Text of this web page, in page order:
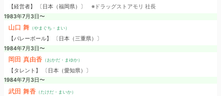
【経営者】 〔日本（福岡県）〕 ※ドラッグストアモリ 社長
1983年7月3日〜
山口 舞（やまぐち・まい）
【バレーボール】 〔日本（三重県）〕
1984年7月3日〜
岡田 真由香 （おかだ・まゆか）
【タレント】 〔日本（愛知県）〕
1984年7月3日〜
武田 舞香 （たけだ・まいか）